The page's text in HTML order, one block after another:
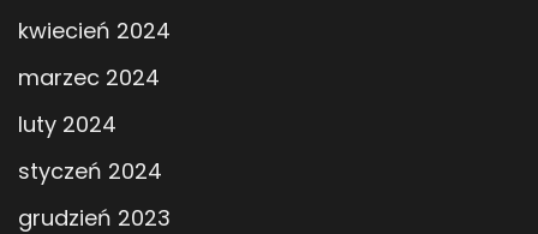
kwiecień 2024
marzec 2024
luty 2024
styczeń 2024
grudzień 2023